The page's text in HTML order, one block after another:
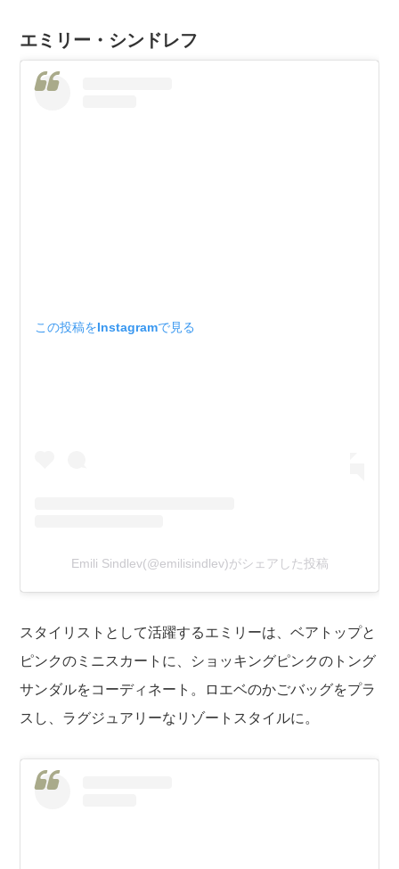
エミリー・シンドレフ
この投稿をInstagramで見る
Emili Sindlev(@emilisindlev)がシェアした投稿
スタイリストとして活躍するエミリーは、ベアトップと
ピンクのミニスカートに、ショッキングピンクのトング
サンダルをコーディネート。ロエベのかごバッグをプラ
スし、ラグジュアリーなリゾートスタイルに。